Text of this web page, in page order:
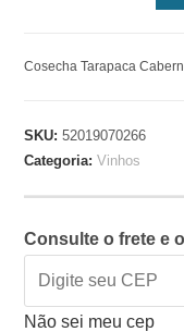
Cosecha Tarapaca
SKU:52019070266
Categoria:Vinhos
Consulte o frete e
Não sei meu cep